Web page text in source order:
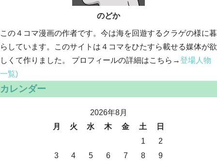
のどか
この４コマ漫画の作者です。今は海を回遊するクラゲの様に暮
らしています。このサイトは４コマをひたすら載せる媒体が欲
しくて作りました。 プロフィールの詳細はこちら→登場人物
一覧)
カレンダー
2026年8月
月
火 水 木 金 土
日
1
2
3
4 5 6 7 8
9